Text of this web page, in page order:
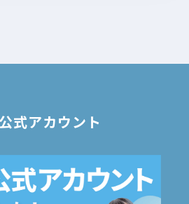
式アカウント